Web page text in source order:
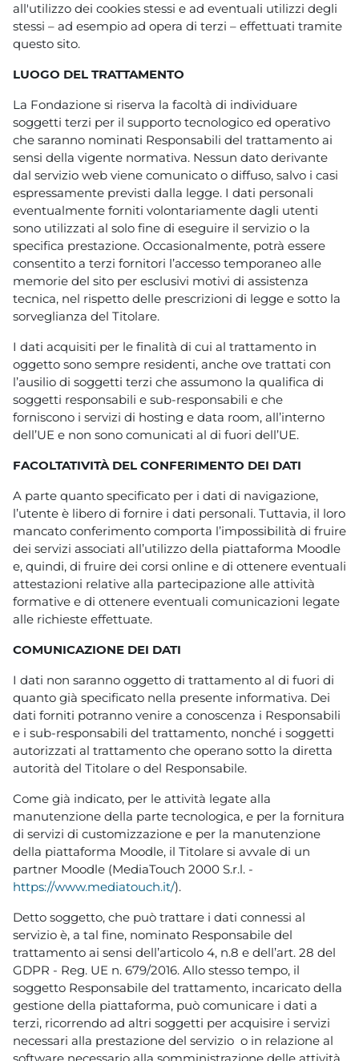
all'utilizzo dei cookies stessi e ad eventuali utilizzi degli
stessi – ad esempio ad opera di terzi – effettuati tramite
questo sito.
LUOGO DEL TRATTAMENTO
La Fondazione si riserva la facoltà di individuare
soggetti terzi per il supporto tecnologico ed operativo
che saranno nominati Responsabili del trattamento ai
sensi della vigente normativa. Nessun dato derivante
dal servizio web viene comunicato o diffuso, salvo i casi
espressamente previsti dalla legge. I dati personali
eventualmente forniti volontariamente dagli utenti
sono utilizzati al solo fine di eseguire il servizio o la
specifica prestazione. Occasionalmente, potrà essere
consentito a terzi fornitori l’accesso temporaneo alle
memorie del sito per esclusivi motivi di assistenza
tecnica, nel rispetto delle prescrizioni di legge e sotto la
sorveglianza del Titolare.
I dati acquisiti per le finalità di cui al trattamento in
oggetto sono sempre residenti, anche ove trattati con
l’ausilio di soggetti terzi che assumono la qualifica di
soggetti responsabili e sub-responsabili e che
forniscono i servizi di hosting e data room, all’interno
dell’UE e non sono comunicati al di fuori dell’UE.
FACOLTATIVITÀ DEL CONFERIMENTO DEI DATI
A parte quanto specificato per i dati di navigazione,
l’utente è libero di fornire i dati personali. Tuttavia, il loro
mancato conferimento comporta l’impossibilità di fruire
dei servizi associati all’utilizzo della piattaforma Moodle
e, quindi, di fruire dei corsi online e di ottenere eventuali
attestazioni relative alla partecipazione alle attività
formative e di ottenere eventuali comunicazioni legate
alle richieste effettuate.
COMUNICAZIONE DEI DATI
I dati non saranno oggetto di trattamento al di fuori di
quanto già specificato nella presente informativa. Dei
dati forniti potranno venire a conoscenza i Responsabili
e i sub-responsabili del trattamento, nonché i soggetti
autorizzati al trattamento che operano sotto la diretta
autorità del Titolare o del Responsabile.
Come già indicato, per le attività legate alla
manutenzione della parte tecnologica, e per la fornitura
di servizi di customizzazione e per la manutenzione
della piattaforma Moodle, il Titolare si avvale di un
partner Moodle (MediaTouch 2000 S.r.l. -
https://www.mediatouch.it/).
Detto soggetto, che può trattare i dati connessi al
servizio è, a tal fine, nominato Responsabile del
trattamento ai sensi dell’articolo 4, n.8 e dell’art. 28 del
GDPR - Reg. UE n. 679/2016. Allo stesso tempo, il
soggetto Responsabile del trattamento, incaricato della
gestione della piattaforma, può comunicare i dati a
terzi, ricorrendo ad altri soggetti per acquisire i servizi
necessari alla prestazione del servizio o in relazione al